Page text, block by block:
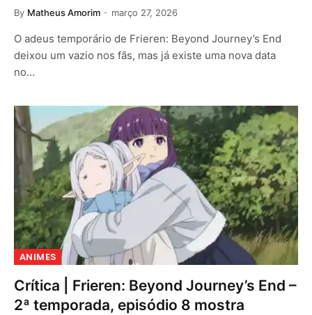
By Matheus Amorim março 27, 2026
O adeus temporário de Frieren: Beyond Journey’s End
deixou um vazio nos fãs, mas já existe uma nova data
no…
ANIMES
Crítica | Frieren: Beyond Journey’s End –
2ª temporada, episódio 8 mostra